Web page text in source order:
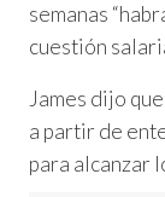
semanas
cuestión
James dijo
a partir de
para alcanzar